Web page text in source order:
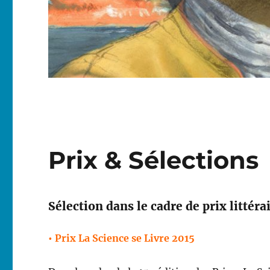
Prix & Sélections
Sélection dans le cadre de prix
• Prix La Science se Livre 2015